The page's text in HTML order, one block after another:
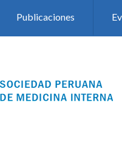
Publicaciones